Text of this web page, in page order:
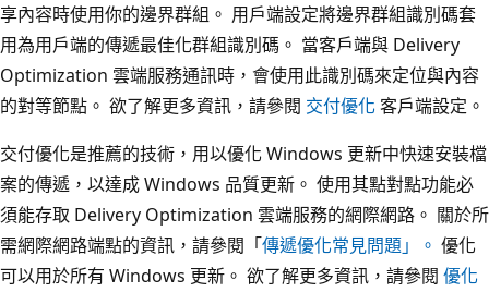
享內容時使用你的邊界群組。 用戶端設定將邊界群組識別碼套
用為用戶端的傳遞最佳化群組識別碼。 當客戶端與 Delivery
Optimization 雲端服務通訊時，會使用此識別碼來定位與內容
的對等節點。 欲了解更多資訊，請參閱 交付優化客戶端設定。
交付優化是推薦的技術，用以優化 Windows 更新中快速安裝檔
案的傳遞，以達成 Windows 品質更新。 使用其點對點功能必
須能存取 Delivery Optimization 雲端服務的網際網路。 關於所
需網際網路端點的資訊，請參閱「傳遞優化常見問題」。 優化
可以用於所有 Windows 更新。 欲了解更多資訊，請參閱 優化